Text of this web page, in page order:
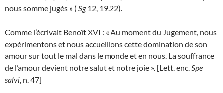
nous somme jugés » ( Sg12, 19.22).
Comme l’écrivait Benoît XVI : « Au moment du Jugement, nous
expérimentons et nous accueillons cette domination de son
amour sur tout le mal dans le monde et en nous. La souffrance
de l’amour devient notre salut et notre joie ». [Lett. enc.Spe
salvi, n. 47]